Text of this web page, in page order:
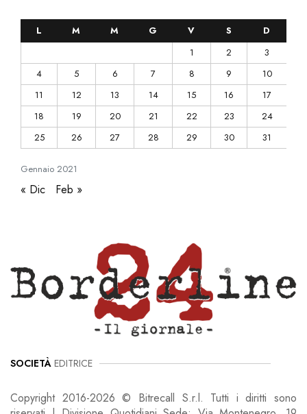
Gennaio 2021
L M M G V S
D
1
2
3
4
5 6 7 8 9
10
11
12 13 14 15 16
17
18
19 20 21 22 23
24
25
26 27 28 29 30 31
« Dic Feb »
SOCIETÀ EDITRICE
Copyright 2016-2026 © Bitrecall S.r.l. Tutti i diritti sono